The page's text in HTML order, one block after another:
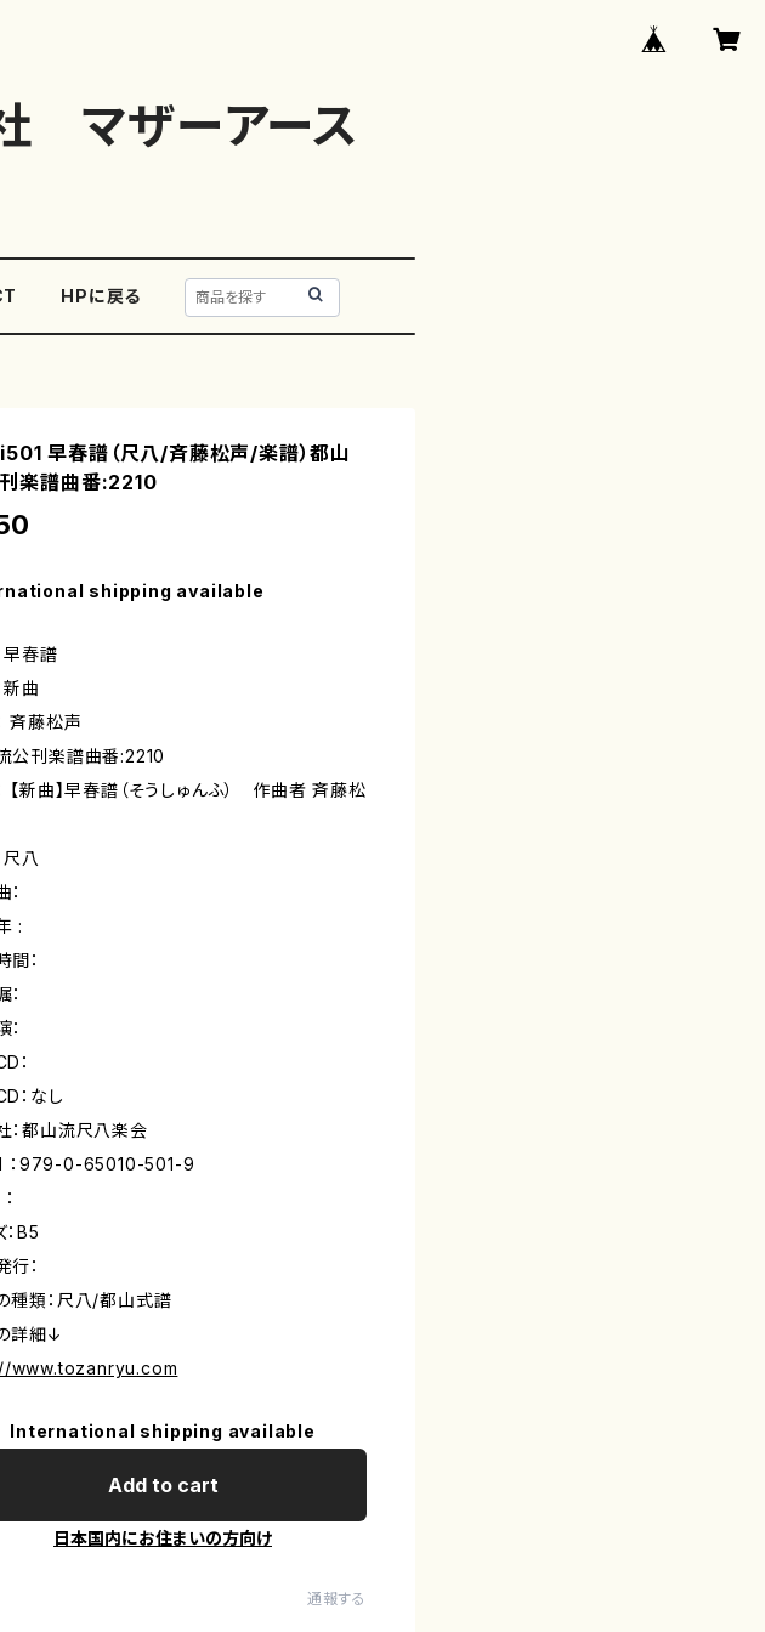
マザーアース
HPに戻る
早春譜（尺八/斉藤松声/楽譜）都山
楽譜曲番:2210
shipping available
早春譜
新曲
斉藤松声
公刊楽譜曲番:2210
【新曲】早春譜（そうしゅんふ） 作曲者 斉藤松
尺八
:
間：
：
：なし
：都山流尺八楽会
：979-0-65010-501-9
：B5
行：
種類：尺八/都山式譜
詳細↓
www.tozanryu.com
International shipping available
Add to cart
日本国内にお住まいの方向け
通報する